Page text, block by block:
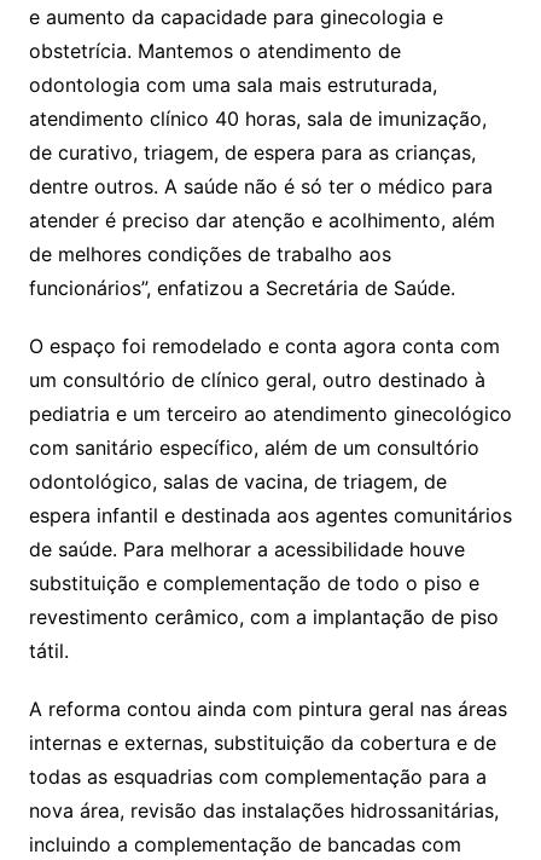
e aumento da capacidade para ginecologia e
obstetrícia. Mantemos o atendimento de
odontologia com uma sala mais estruturada,
atendimento clínico 40 horas, sala de imunização,
de curativo, triagem, de espera para as crianças,
dentre outros. A saúde não é só ter o médico para
atender é preciso dar atenção e acolhimento, além
de melhores condições de trabalho aos
funcionários”, enfatizou a Secretária de Saúde.
O espaço foi remodelado e conta agora conta com
um consultório de clínico geral, outro destinado à
pediatria e um terceiro ao atendimento ginecológico
com sanitário específico, além de um consultório
odontológico, salas de vacina, de triagem, de
espera infantil e destinada aos agentes comunitários
de saúde. Para melhorar a acessibilidade houve
substituição e complementação de todo o piso e
revestimento cerâmico, com a implantação de piso
tátil.
A reforma contou ainda com pintura geral nas áreas
internas e externas, substituição da cobertura e de
todas as esquadrias com complementação para a
nova área, revisão das instalações hidrossanitárias,
incluindo a complementação de bancadas com